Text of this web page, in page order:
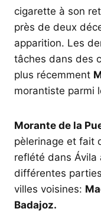
cigarette à son
près de deux
apparition. Les
tâches dans des
plus récemment
morantiste parmi
Morante de la
pèlerinage et fait
reflété dans Ávila
différentes
villes voisines:
Badajoz.